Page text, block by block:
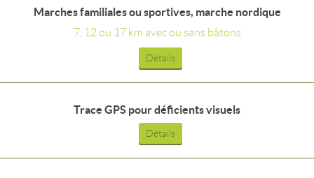
Marches familiales ou sportives, marche nordique
7, 12 ou 17 km avec ou sans bâtons
Détails
Trace GPS pour déficients visuels
Détails